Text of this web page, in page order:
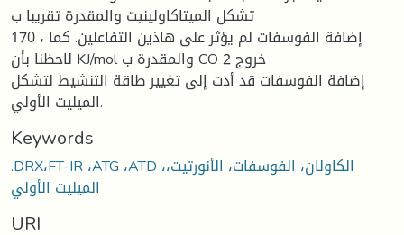
تشكل المیتاكاولینیت والمقدرة تقریبا ب
170 ، إضافة الفوسفات لم یؤثر على ھاذین التفاعلین. كما
لاحظنا بأن KJ/mol والمقدرة ب CO خروج 2
إضافة الفوسفات قد أدت إلى تغییر طاقة التنشیط لتشكل
المیلیت الأولي.
Keywords
.DRX،FT-IR ،ATG ،ATD ،الكاولان، الفوسفات، الأنورتیت،
المیلیت الأولي
URI